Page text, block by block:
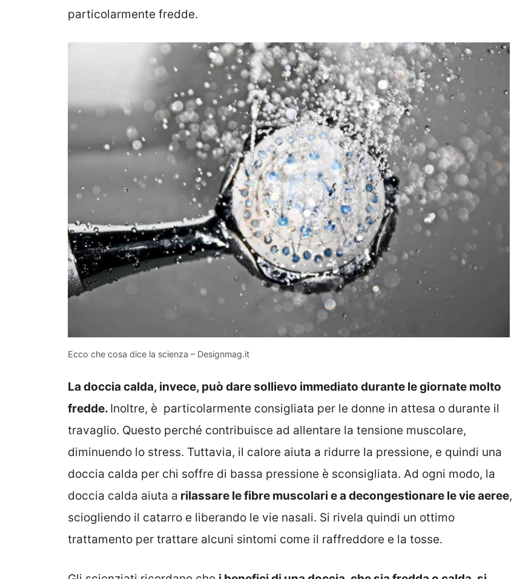
particolarmente fredde.
Ecco che cosa dice la scienza – Designmag.it
La doccia calda, invece, può dare sollievo immediato durante le giornate molto
fredde. Inoltre, è particolarmente consigliata per le donne in attesa o durante il
travaglio. Questo perché contribuisce ad allentare la tensione muscolare,
diminuendo lo stress. Tuttavia, il calore aiuta a ridurre la pressione, e quindi una
doccia calda per chi soffre di bassa pressione è sconsigliata. Ad ogni modo, la
doccia calda aiuta a rilassare le fibre muscolari e a decongestionare le vie aeree,
sciogliendo il catarro e liberando le vie nasali. Si rivela quindi un ottimo
trattamento per trattare alcuni sintomi come il raffreddore e la tosse.